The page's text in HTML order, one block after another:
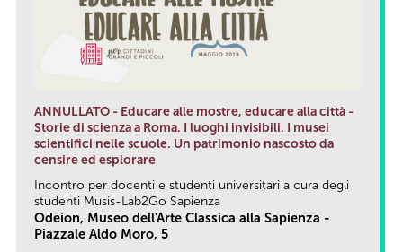
ANNULLATO - Educare alle mostre, educare alla città -
Storie di scienza a Roma. I luoghi invisibili. I musei
scientifici nelle scuole. Un patrimonio nascosto da
censire ed esplorare
Incontro per docenti e studenti universitari a cura degli
studenti Musis-Lab2Go Sapienza
Odeion, Museo dell'Arte Classica alla Sapienza -
Piazzale Aldo Moro, 5